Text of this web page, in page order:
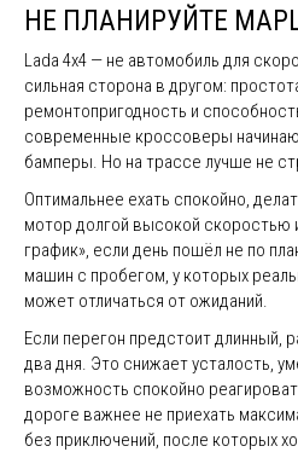
НЕ ПЛАНИРУЙТЕ
Lada 4x4 — не автомобиль для
сильная сторона в другом:
ремонтопригодность и
современные кроссоверы
бамперы. Но на трассе лучше не
Оптимальнее ехать спокойно,
мотор долгой высокой скоростью
график», если день пошёл не по
машин с пробегом, у которых
может отличаться от ожиданий.
Если перегон предстоит длинный,
два дня. Это снижает усталость,
возможность спокойно
дороге важнее не приехать
без приключений, после которых